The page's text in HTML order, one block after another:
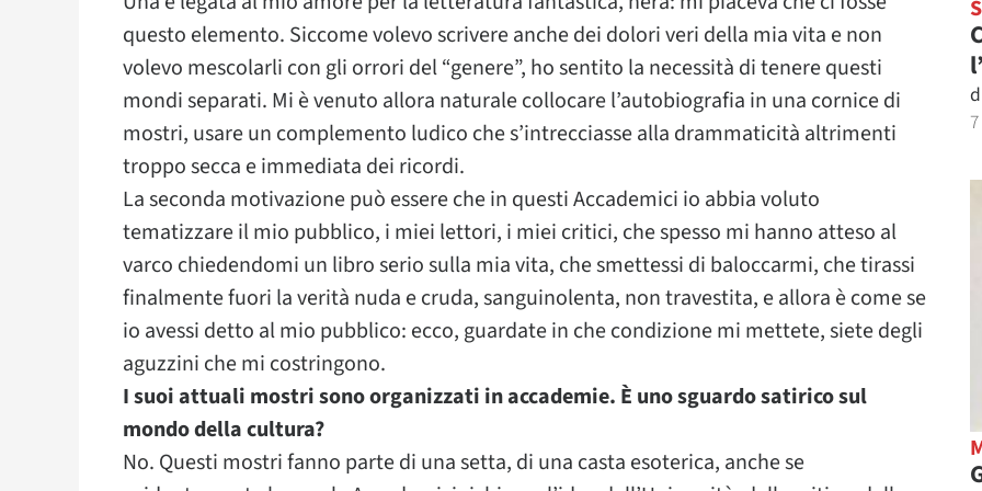
questo elemento. Siccome volevo scrivere anche dei dolori veri della mia vita e non
volevo mescolarli con gli orrori del “genere”, ho sentito la necessità di tenere questi
mondi separati. Mi è venuto allora naturale collocare l’autobiografia in una cornice di
mostri, usare un complemento ludico che s’intrecciasse alla drammaticità altrimenti
troppo secca e immediata dei ricordi.
La seconda motivazione può essere che in questi Accademici io abbia voluto
tematizzare il mio pubblico, i miei lettori, i miei critici, che spesso mi hanno atteso al
varco chiedendomi un libro serio sulla mia vita, che smettessi di baloccarmi, che tirassi
finalmente fuori la verità nuda e cruda, sanguinolenta, non travestita, e allora è come se
io avessi detto al mio pubblico: ecco, guardate in che condizione mi mettete, siete degli
aguzzini che mi costringono.
I suoi attuali mostri sono organizzati in accademie. È uno sguardo satirico sul
mondo della cultura?
No. Questi mostri fanno parte di una setta, di una casta esoterica, anche se